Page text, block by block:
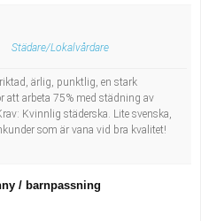
Städare/Lokalvårdare
ärlig, punktlig, en stark
att arbeta 75% med städning av
Kvinnlig städerska. Lite svenska,
som är vana vid bra kvalitet!
/ barnpassning